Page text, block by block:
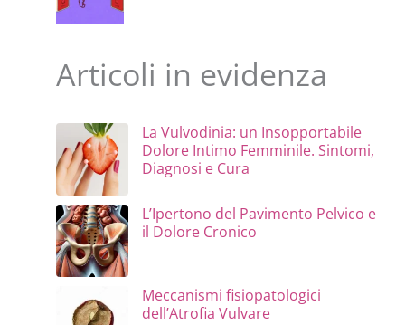
Articoli in evidenza
La Vulvodinia: un Insopportabile
Dolore Intimo Femminile. Sintomi,
Diagnosi e Cura
L’Ipertono del Pavimento Pelvico e
il Dolore Cronico
Meccanismi fisiopatologici
dell’Atrofia Vulvare